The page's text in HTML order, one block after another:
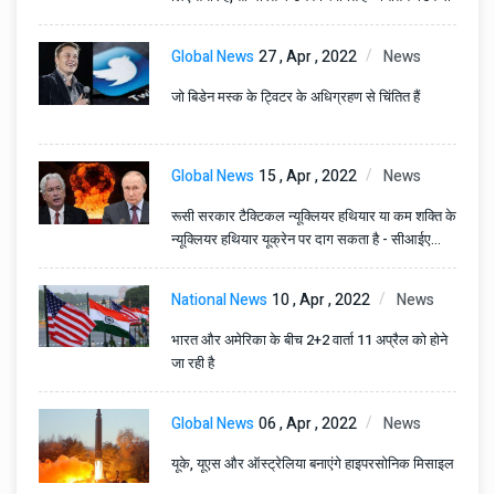
Global News27 , Apr , 2022 News
जो बिडेन मस्क के ट्विटर के अधिग्रहण से चिंतित हैं
Global News 15 , Apr , 2022 News
रूसी सरकार टैक्टिकल न्यूक्लियर हथियार या कम शक्ति के
न्यूक्लियर हथियार यूक्रेन पर दाग सकता है - सीआईए
चीफ़
National News 10 , Apr , 2022 News
भारत और अमेरिका के बीच 2+2 वार्ता 11 अप्रैल को होने
जा रही है
Global News06 , Apr , 2022 News
यूके, यूएस और ऑस्ट्रेलिया बनाएंगे हाइपरसोनिक मिसाइल